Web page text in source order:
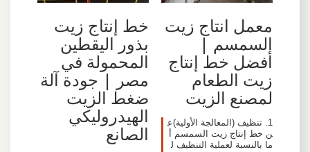
معمل انتاج زيت
السمسم |
أفضل خط إنتاج
زيت الطعام
لمصنع الزيت
1. تنظيف (المعالجة الأولية)ع
ن خط إنتاج زيت السمسم أ
ما بالنسبة لعملية التنظيف ل
خط إنتاج زيت
بذور اليقطين
المحمولة في
مصر | جودة آلة
ضغط الزيت
الهيدروليكي
الصانع